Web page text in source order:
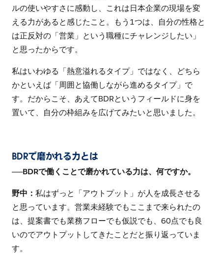
ルの使いやすさに感動し、これは日本企業の現場を変
える力があると感じたこと。もう1つは、自分の性格と
は正反対の「営業」という職種にチャレンジしたい」
と思ったからです。
私はいわゆる「熱意溢れるタイプ」ではなく、どちら
かといえば「周囲と協働しながら進めるタイプ」で
す。だからこそ、あえてBDRというフィールドに身を
置いて、自分の枠組みを広げてみたいと思いました。
BDRで磨かれる力とは
──BDRで働くことで磨かれている力は、何ですか。
野中：私はずっと「アウトプット」が人を成長させる
と思っています。営業未経験でもここまで来られたの
は、提案書でも業務フローでも仮説でも、60点でも良
いのでアウトプットしてきたことだと振り返っていま
す。